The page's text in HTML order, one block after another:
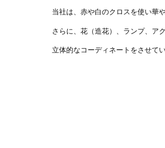
当社は、赤や白のクロスを使い華
さらに、花（造花）、ランプ、ア
立体的なコーディネートをさせて